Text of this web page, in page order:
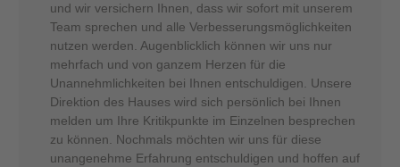
und wir versichern Ihnen, dass wir sofort mit unserem
Team sprechen und alle Verbesserungsmöglichkeiten
nutzen werden. Augenblicklich können wir uns nur
mehrfach und von ganzem Herzen für die
Unannehmlichkeiten bei Ihnen entschuldigen. Unsere
Direktion des Hauses wird sich persönlich bei Ihnen
melden um Ihre Kritikpunkte im Einzelnen besprechen
zu können. Nochmals möchten wir uns für diese
unangenehme Erfahrung entschuldigen und hoffen auf